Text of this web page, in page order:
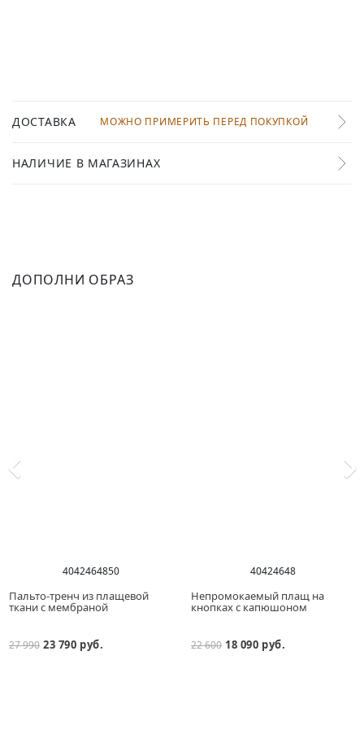
ДОСТАВКА МОЖНО ПРИМЕРИТЬ ПЕРЕД ПОКУПКОЙ
НАЛИЧИЕ В МАГАЗИНАХ
ДОПОЛНИ ОБРАЗ
4042464850
Пальто-тренч из плащевой
ткани с мембраной
27 990 23 790 руб.
40424648
Непромокаемый плащ на
кнопках с капюшоном
22 600 18 090 руб.